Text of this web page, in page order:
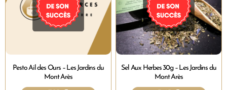
Pesto Ail des Ours – Les Jardins du
Mont Arès
Sel Aux Herbes 30g – Les Jardins du
Mont Arès